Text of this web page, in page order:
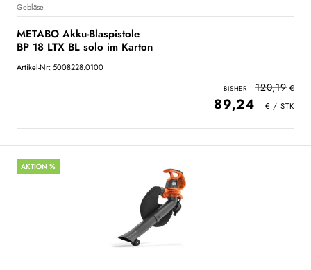
Gebläse
METABO Akku-Blaspistole
BP 18 LTX BL solo im Karton
Artikel-Nr: 5008228.0100
120,19
89,24
AKTION %